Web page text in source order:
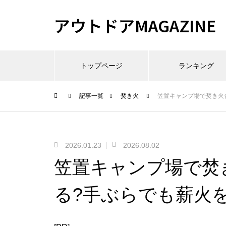
アウトドアMAGAZINE
トップページ ランキング
記事一覧 焚き火 笠置キャンプ場で焚き
2026.01.23 2026.08.02
笠置キャンプ場で
る?手ぶらでも薪火